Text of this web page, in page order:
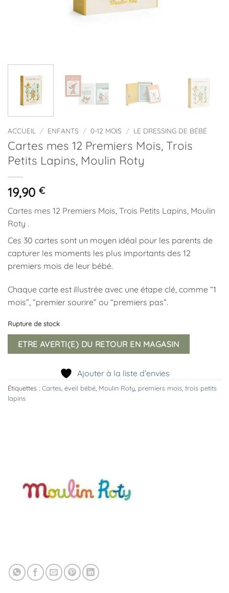
ACCUEIL / ENFANTS / 0-12 MOIS / LE DRESSING DE BÉBÉ
Cartes mes 12 Premiers Mois, Trois
Petits Lapins, Moulin Roty
19,90 €
Cartes mes 12 Premiers Mois, Trois Petits Lapins, Moulin
Roty .
Ces 30 cartes sont un moyen idéal pour les parents de
capturer les moments les plus importants des 12
premiers mois de leur bébé.
Chaque carte est illustrée avec une étape clé, comme “1
mois”, “premier sourire” ou “premiers pas”.
Rupture de stock
ETRE AVERTI(E) DU RETOUR EN MAGASIN
Ajouter à la liste d’envies
Étiquettes : Cartes éveil bébé Moulin Roty premiers mois trois petits
lapins